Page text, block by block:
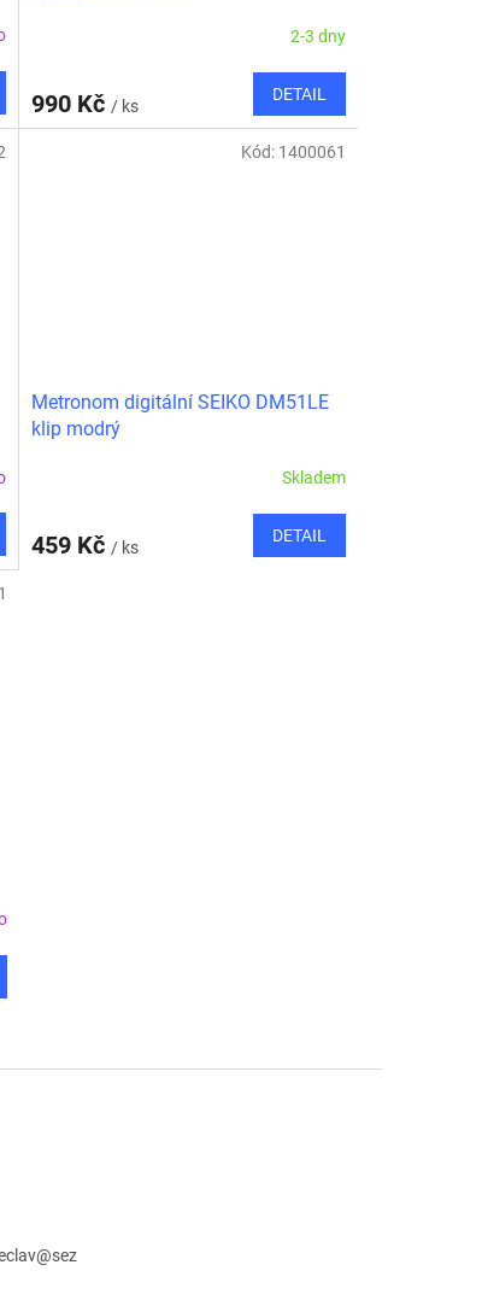
2-3 dny
990 Kč / ks
DETAIL
Metronom digitální SEIKO DM51LE
klip modrý
Skladem
459 Kč / ks
DETAIL
Kód: 1400061
@sez